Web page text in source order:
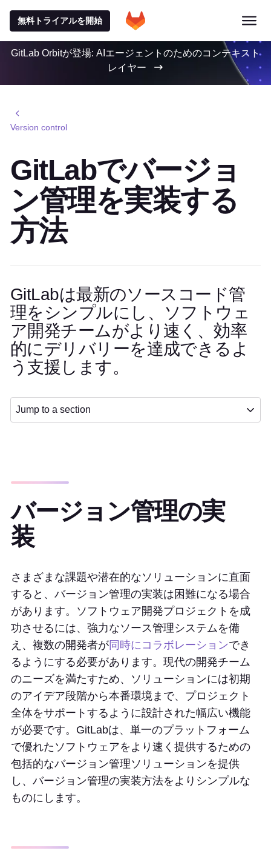
無料トライアルを開始
GitLab Orbitが登場: AIエージェントのためのコンテキスト
レイヤー
Version control
GitLabでバージョ
ン管理を実装する
方法
GitLabは最新のソースコード管
理をシンプルにし、ソフトウェ
ア開発チームがより速く、効率
的にデリバリーを達成できるよ
う支援します。
Jump to a section
バージョン管理の実
装
さまざまな課題や潜在的なソリューションに直面
すると、バージョン管理の実装は困難になる場合
があります。ソフトウェア開発プロジェクトを成
功させるには、強力なソース管理システムを備
え、複数の開発者が 同時にコラボレーションでき
るようにする必要があります。現代の開発チーム
のニーズを満たすため、ソリューションには初期
のアイデア段階から本番環境まで、プロジェクト
全体をサポートするように設計された幅広い機能
が必要です。GitLabは、単一のプラットフォーム
で優れたソフトウェアをより速く提供するための
包括的なバージョン管理ソリューションを提供
し、バージョン管理の実装方法をよりシンプルな
ものにします。